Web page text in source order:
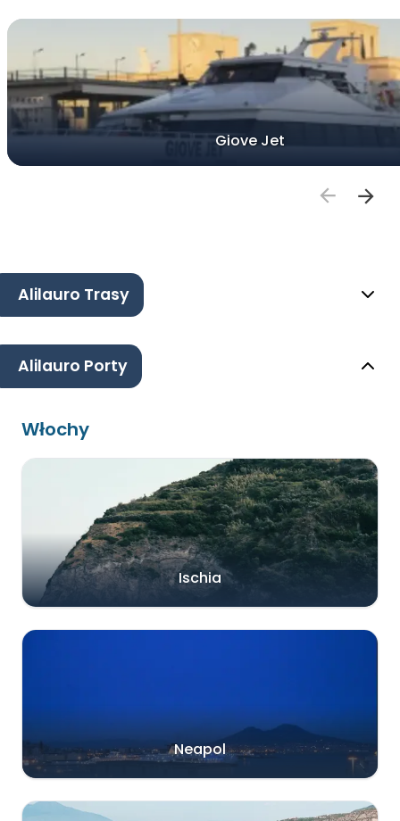
Giove Jet
Alilauro Trasy
Alilauro Porty
Włochy
Ischia
Neapol